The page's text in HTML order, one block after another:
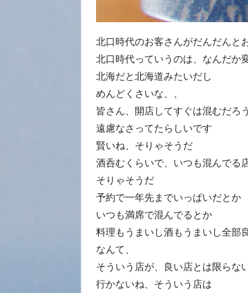
北口時代のお客さんがだんだんと
北口時代っていうのは、なんだか
北海だと北海道みたいだし
めんどくさいな、、
皆さん、開店してすぐは混むだろ
遠慮なさってたらしいです
賢いね、そりゃそうだ
酒呑むくらいで、いつも混んでる
そりゃそうだ
予約で一年先までいっぱいだとか
いつも満席で混んでるとか
料理もうまいし酒もうまいし全部
なんて、
そういう店が、良い店とは限らな
行かないね、そういう店は